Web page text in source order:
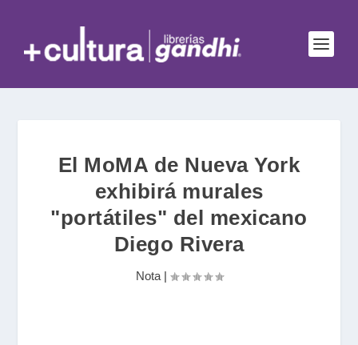
El MoMA de Nueva York
exhibirá murales
"portátiles" del mexicano
Diego Rivera
Nota|